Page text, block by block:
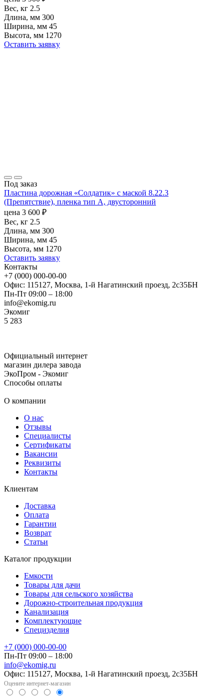
Вес, кг 2.5
Длина, мм 300
Ширина, мм 45
Высота, мм 1270
Оставить заявку
Под заказ
Пластина дорожная «Солдатик» с маской 8.22.3
(Препятствие), пленка тип А, двусторонний
цена 3 600 ₽
Вес, кг 2.5
Длина, мм 300
Ширина, мм 45
Высота, мм 1270
Оставить заявку
Контакты
+7 (000) 000-00-00
Офис: 115127, Москва, 1-й Нагатинский проезд, 2с35БН
Пн-Пт 09:00 – 18:00
info@ekomig.ru
Экомиг
5 283
Официальный интернет
магазин дилера завода
ЭкоПром - Экомиг
Способы оплаты
О компании
О нас
Отзывы
Специалисты
Сертификаты
Вакансии
Реквизиты
Контакты
Клиентам
Доставка
Оплата
Гарантии
Возврат
Статьи
Каталог продукции
Емкости
Товары для дачи
Товары для сельского хозяйства
Дорожно-строительная продукция
Канализация
Комплектующие
Специзделия
+7 (000) 000-00-00
Пн-Пт 09:00 – 18:00
info@ekomig.ru
Офис: 115127, Москва, 1-й Нагатинский проезд, 2с35БН
Оцените интернет-магазин